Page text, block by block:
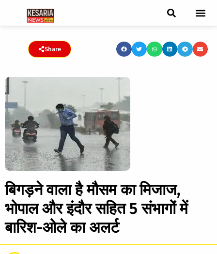
Share
बिगड़ने वाला है मौसम का मिजाज,
भोपाल और इंदौर सहित 5 संभागों में
बारिश-ओले का अलर्ट